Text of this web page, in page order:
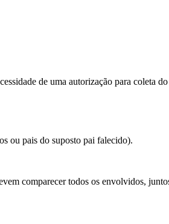
de uma autorização para coleta
ou pais do suposto pai falecido).
comparecer todos os envolvidos,